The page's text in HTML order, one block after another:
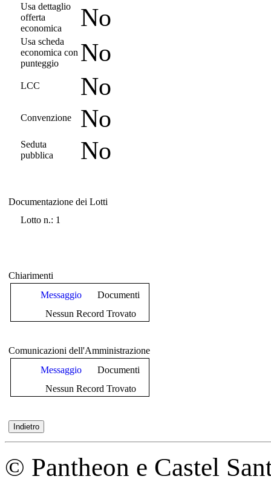
Usa dettaglio
offerta
economica
No
Usa scheda
economica con
punteggio
No
LCC No
Convenzione No
Seduta
pubblica
No
Documentazione dei Lotti
Lotto n.: 1
Chiarimenti
Messaggio
Documenti
Nessun Record Trovato
Comunicazioni dell'Amministrazione
Messaggio
Documenti
Nessun Record Trovato
© Pantheon e Castel